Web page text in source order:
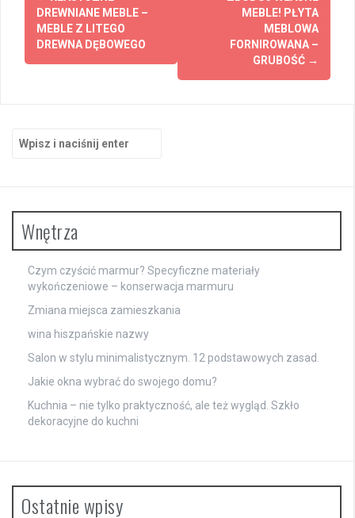
wpisy
DREWNIANE MEBLE –
MEBLE Z LITEGO
DREWNA DĘBOWEGO
MEBLE! PŁYTA
MEBLOWA
FORNIROWANA –
GRUBOŚĆ →
Szukaj:
Wnętrza
Czym czyścić marmur? Specyficzne materiały
wykończeniowe – konserwacja marmuru
Zmiana miejsca zamieszkania
wina hiszpańskie nazwy
Salon w stylu minimalistycznym. 12 podstawowych zasad.
Jakie okna wybrać do swojego domu?
Kuchnia – nie tylko praktyczność, ale też wygląd. Szkło
dekoracyjne do kuchni
Ostatnie wpisy